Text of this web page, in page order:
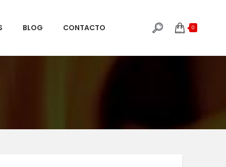
0
BLOG CONTACTO